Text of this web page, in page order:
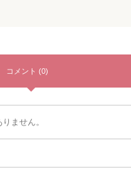
コメント (0)
ません。